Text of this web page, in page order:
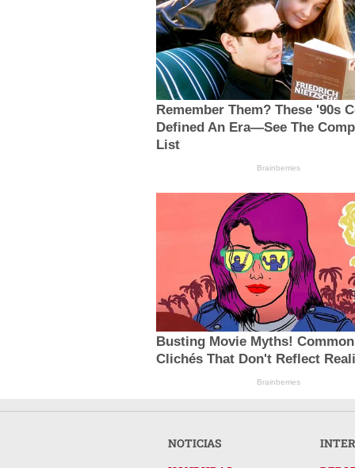
Remember Them? These '90s
Defined An Era—See The
List
Brainberries
Busting Movie Myths! Common
Clichés That Don't Reflect
Brainberries
NOTICIAS